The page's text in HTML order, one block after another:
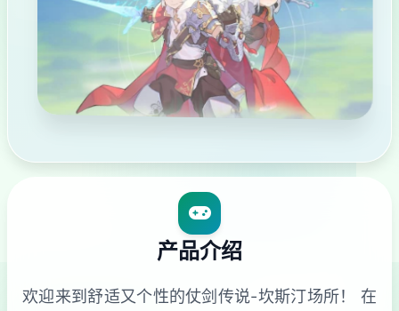
产品介绍
欢迎来到舒适又个性的仗剑传说-坎斯汀场所！ 在